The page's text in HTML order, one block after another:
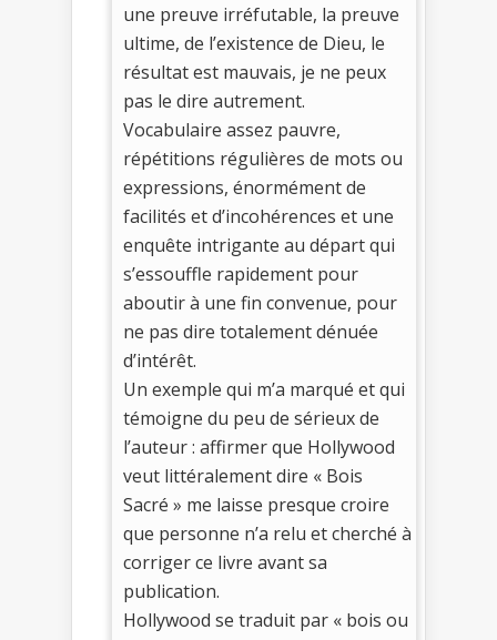
une preuve irréfutable, la preuve
ultime, de l’existence de Dieu, le
résultat est mauvais, je ne peux
pas le dire autrement.
Vocabulaire assez pauvre,
répétitions régulières de mots ou
expressions, énormément de
facilités et d’incohérences et une
enquête intrigante au départ qui
s’essouffle rapidement pour
aboutir à une fin convenue, pour
ne pas dire totalement dénuée
d’intérêt.
Un exemple qui m’a marqué et qui
témoigne du peu de sérieux de
l’auteur : affirmer que Hollywood
veut littéralement dire « Bois
Sacré » me laisse presque croire
que personne n’a relu et cherché à
corriger ce livre avant sa
publication.
Hollywood se traduit par « bois ou